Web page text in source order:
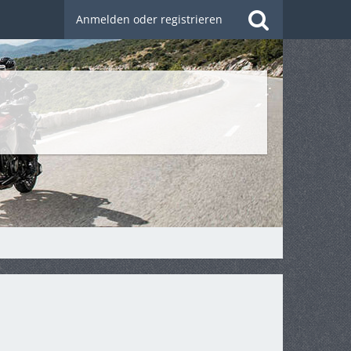
Anmelden oder registrieren